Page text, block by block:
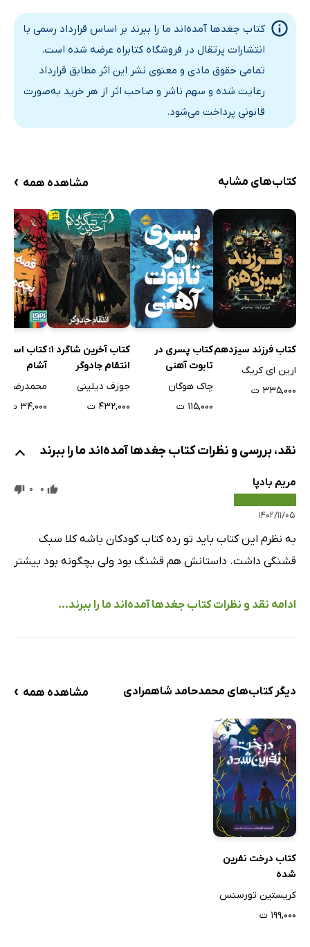
کتاب جغدها آمده‌اند ما را ببرند بر اساس قرارداد رسمی با
انتشارات پرتقال در فروشگاه کتابراه عرضه شده است.
تمامی حقوق مادی و معنوی نشر این اثر مطابق قرارداد
رعایت شده و سهم ناشر و صاحب اثر از هر خرید به‌صورت
قانونی پرداخت می‌شود.
کتاب‌های مشابه مشاهده همه ›
کتاب فرزند سیزدهم
ارین ای کریگ
۳۳۵,۰۰۰ ت
کتاب پسری در
تابوت آهنی
چاک هوگان
۱۱۵,۰۰۰ ت
کتاب آخرین شاگرد 1:
انتقام جادوگر
جوزف دیلینی
۴۳۲,۰۰۰ ت
کتاب
آشام
محمدرضا
۳۴,۰۰۰ ت
نقد، بررسی و نظرات کتاب جغدها آمده‌اند ما را ببرند
مریم بادپا
۱۴۰۲/۱۱/۰۵
0
0
به نظرم این کتاب باید تو رده کتاب کودکان باشه کلا سبک
قشنگی داشت. داستانش هم قشنگ بود ولی بچگونه بود بیشتر
ادامه نقد و نظرات کتاب جغدها آمده‌اند ما را ببرند...
دیگر کتاب‌های محمدحامد شاهمرادی مشاهده همه ›
کتاب درخت نفرین
شده
کریستین تورسنس
۱۹۹,۰۰۰ ت